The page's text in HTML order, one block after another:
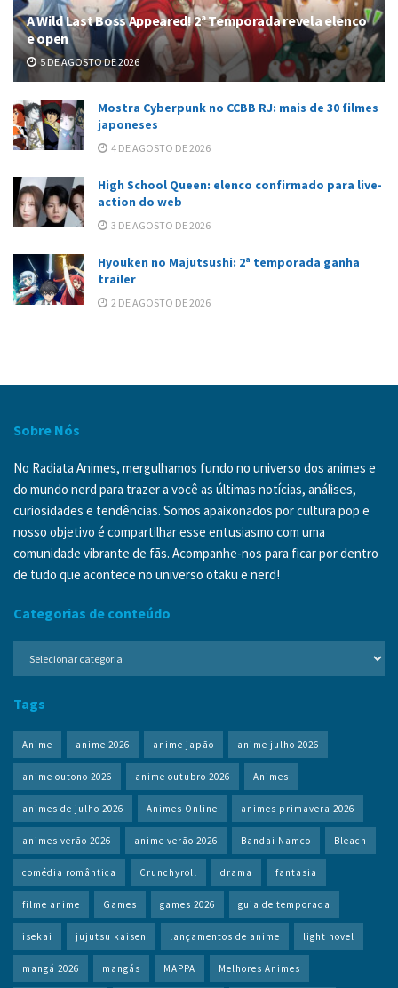
A Wild Last Boss Appeared! 2ª Temporada revela elenco
e open
5 DE AGOSTO DE 2026
Mostra Cyberpunk no CCBB RJ: mais de 30 filmes
japoneses
4 DE AGOSTO DE 2026
High School Queen: elenco confirmado para live-
action do web
3 DE AGOSTO DE 2026
Hyouken no Majutsushi: 2ª temporada ganha
trailer
2 DE AGOSTO DE 2026
Sobre Nós
No Radiata Animes, mergulhamos fundo no universo dos animes e
do mundo nerd para trazer a você as últimas notícias, análises,
curiosidades e tendências. Somos apaixonados por cultura pop e
nosso objetivo é compartilhar esse entusiasmo com uma
comunidade vibrante de fãs. Acompanhe-nos para ficar por dentro
de tudo que acontece no universo otaku e nerd!
Categorias de conteúdo
Tags
Anime anime 2026 anime japão anime julho 2026
anime outono 2026 anime outubro 2026 Animes
animes de julho 2026 Animes Online animes primavera 2026
animes verão 2026 anime verão 2026 Bandai Namco Bleach
comédia romântica Crunchyroll drama fantasia
filme anime Games games 2026 guia de temporada
isekai jujutsu kaisen lançamentos de anime light novel
mangá 2026 mangás MAPPA Melhores Animes